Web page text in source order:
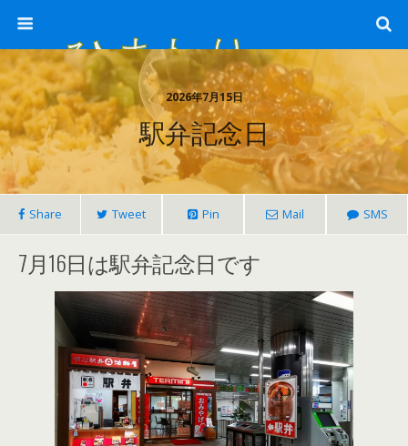
ひまわり畑 sunflower-field
2026年7月15日
駅弁記念日
Share Tweet Pin Mail SMS
7月16日は駅弁記念日です